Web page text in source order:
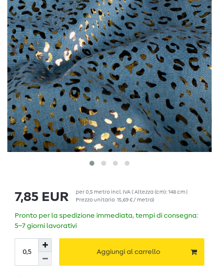
7,85 EUR per0,5 metro incl. IVA( Altezza (cm): 148 cm |
Prezzo unitario 15,69 € / metro)
Pronto per la spedizione immediata, tempi di consegna:
5–7 giorni lavorativi
Aggiungi al carrello